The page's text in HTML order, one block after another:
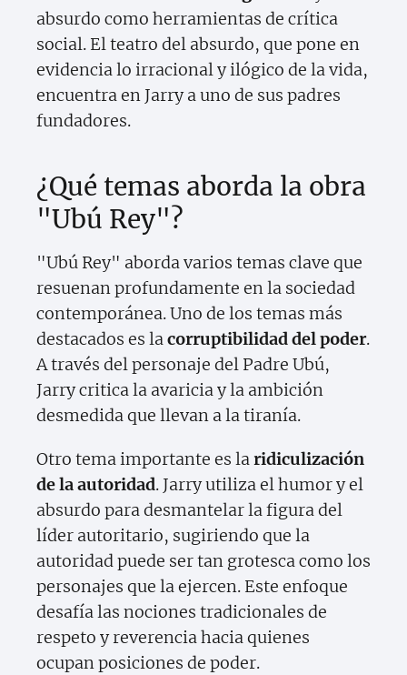
absurdo como herramientas de crítica
social. El teatro del absurdo, que pone en
evidencia lo irracional y ilógico de la vida,
encuentra en Jarry a uno de sus padres
fundadores.
¿Qué temas aborda la obra
"Ubú Rey"?
"Ubú Rey" aborda varios temas clave que
resuenan profundamente en la sociedad
contemporánea. Uno de los temas más
destacados es lacorruptibilidad del poder.
A través del personaje del Padre Ubú,
Jarry critica la avaricia y la ambición
desmedida que llevan a la tiranía.
Otro tema importante es laridiculización
de la autoridad. Jarry utiliza el humor y el
absurdo para desmantelar la figura del
líder autoritario, sugiriendo que la
autoridad puede ser tan grotesca como los
personajes que la ejercen. Este enfoque
desafía las nociones tradicionales de
respeto y reverencia hacia quienes
ocupan posiciones de poder.